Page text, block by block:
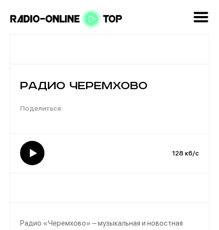
Радио Черемхово
128 кб/с
Радио «Черемхово» – музыкальная и новостная